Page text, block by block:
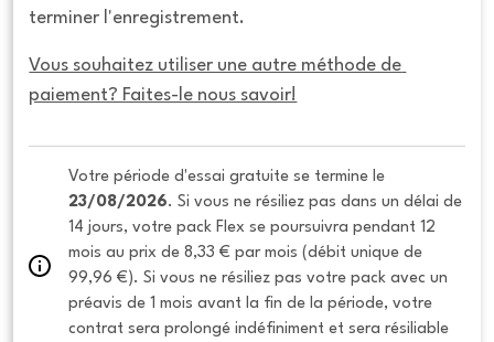
terminer l'enregistrement.
Vous souhaitez utiliser une autre méthode de
paiement? Faites-le nous savoir!
23/08/2026. Si vous ne résiliez pas dans un délai de
14 jours, votre pack Flex se poursuivra pendant 12
mois au prix de 8,33 € par mois (débit unique de
99,96 €). Si vous ne résiliez pas votre pack avec un
préavis de 1 mois avant la fin de la période, votre
contrat sera prolongé indéfiniment et sera résiliable